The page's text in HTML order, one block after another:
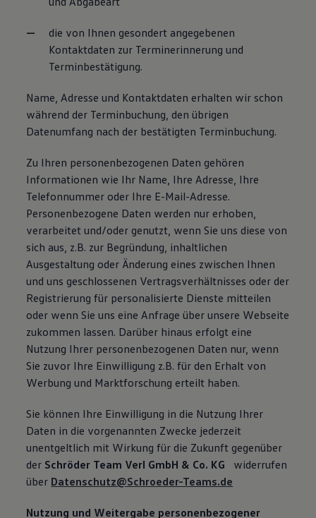
die von Ihnen gesondert angegebenen
Kontaktdaten zur Terminerinnerung und
Terminbestätigung.
Name, Adresse und Kontaktdaten erhalten wir schon
während der Terminbuchung, den übrigen
Datenumfang nach der bestätigten Terminbuchung.
Zu Ihren personenbezogenen Daten gehören
Informationen wie Ihr Name, Ihre Adresse, Ihre
Telefonnummer oder Ihre E-Mail-Adresse.
Personenbezogene Daten werden nur erhoben,
verarbeitet und/oder genutzt, wenn Sie uns diese von
sich aus, z.B. zur Begründung, inhaltlichen
Ausgestaltung oder Änderung eines zwischen Ihnen
und uns geschlossenen Vertragsverhältnisses oder der
Registrierung für personalisierte Dienste mitteilen
oder wenn Sie uns eine Anfrage über unsere Webseite
zukommen lassen. Darüber hinaus erfolgt eine
Nutzung Ihrer personenbezogenen Daten nur, wenn
Sie zuvor Ihre Einwilligung z.B. für den Erhalt von
Werbung und Marktforschung erteilt haben.
Sie können Ihre Einwilligung in die Nutzung Ihrer
Daten in die vorgenannten Zwecke jederzeit
unentgeltlich mit Wirkung für die Zukunft gegenüber
der Schröder Team Verl GmbH & Co. KG
widerrufen
über Datenschutz@Schroeder-Teams.de
Nutzung und Weitergabe personenbezogener